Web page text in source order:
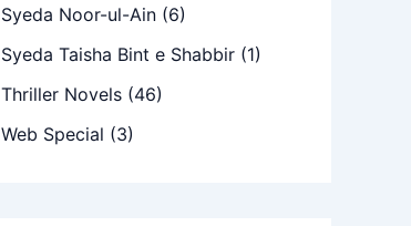
Syeda Noor-ul-Ain (6)
Syeda Taisha Bint e Shabbir (1)
Thriller Novels (46)
Web Special (3)